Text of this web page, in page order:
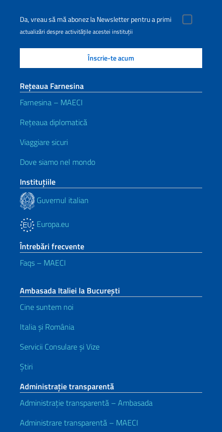
Da, vreau să mă abonez la Newsletter pentru a primi
actualizări despre activitățile acestei instituții
Rețeaua Farnesina
Farnesina – MAECI
Rețeaua diplomatică
Viaggiare sicuri
Dove siamo nel mondo
Instituţiile
Guvernul italian
Europa.eu
Întrebări frecvente
Faqs – MAECI
Ambasada Italiei la București
Cine suntem noi
Italia și România
Servicii Consulare și Vize
Știri
Administrație transparentă
Administrație transparentă – Ambasada
Administrare transparentă – MAECI